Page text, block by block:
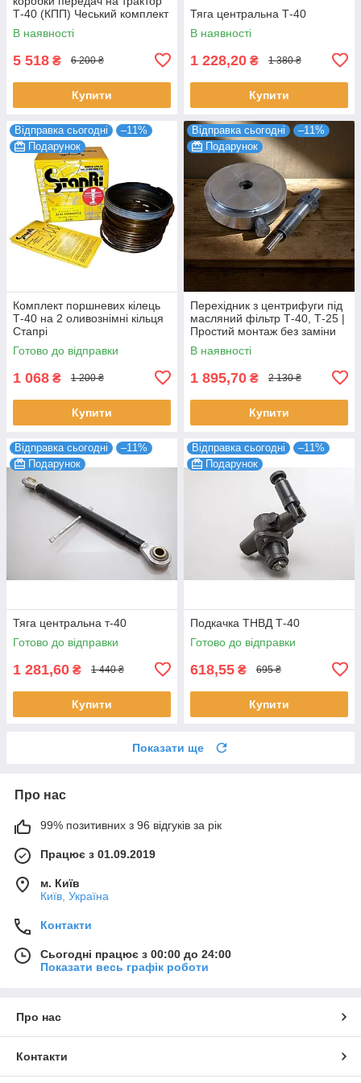
Т-40 (КПП) Чеський комплект
фірми ZKL Оригінал
В наявності
5 518 ₴ 6 200 ₴
Купити
Тяга центральна Т-40
В наявності
1 228,20 ₴ 1 380 ₴
Купити
Відправка сьогодні
–11%
Подарунок
Комплект поршневих кілець
Т-40 на 2 оливознімні кільця
Стапрі
Готово до відправки
1 068 ₴ 1 200 ₴
Купити
Відправка сьогодні
–11%
Подарунок
Перехідник з центрифуги під
масляний фільтр Т-40, Т-25 |
Простий монтаж без заміни
центрифуги
В наявності
1 895,70 ₴ 2 130 ₴
Купити
Відправка сьогодні
–11%
Подарунок
Тяга центральна т-40
Готово до відправки
1 281,60 ₴ 1 440 ₴
Купити
Відправка сьогодні
–11%
Подарунок
Подкачка ТНВД Т-40
Готово до відправки
618,55 ₴ 695 ₴
Купити
Показати ще
Про нас
99% позитивних з 96 відгуків за рік
Працює з 01.09.2019
м. Київ
Київ, Україна
Контакти
Сьогодні працює з 00:00 до 24:00
Показати весь графік роботи
Про нас
Контакти